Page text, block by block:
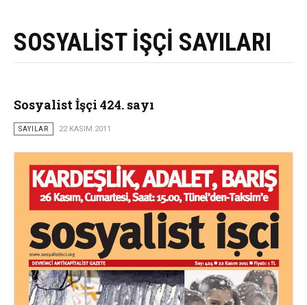
SOSYALİST İŞÇİ SAYILARI
Sosyalist İşçi 424. sayı
SAYILAR 22 KASIM 2011